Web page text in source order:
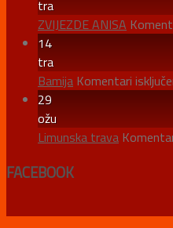
tra
ZVIJEZDE ANISA
14
tra
Bamija Komentari
29
ožu
Limunska trava
FACEBOOK